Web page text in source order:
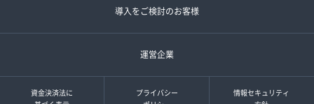
導入をご検討のお客様
運営企業
資金決済法に
プライバシー
情報セキュリティ